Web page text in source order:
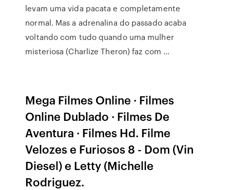
levam uma vida pacata e completamente
normal. Mas a adrenalina do passado acaba
voltando com tudo quando uma mulher
misteriosa (Charlize Theron) faz com …
Mega Filmes Online · Filmes
Online Dublado · Filmes De
Aventura · Filmes Hd. Filme
Velozes e Furiosos 8 - Dom (Vin
Diesel) e Letty (Michelle
Rodriguez.